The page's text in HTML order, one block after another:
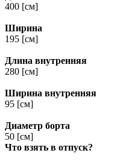
400 [см]
Ширина
195 [см]
Длина внутренняя
280 [см]
Ширина внутренняя
95 [см]
Диаметр борта
50 [см]
Что взять в отпуск?